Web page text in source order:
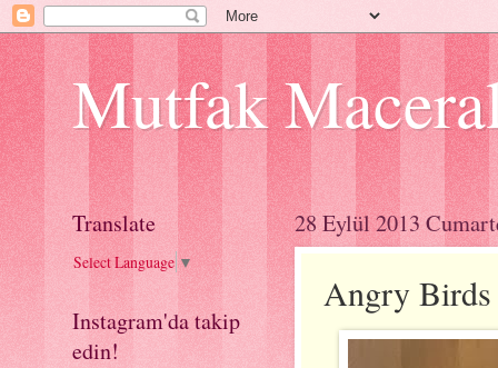
Mutfak
28 Eylül 2013
Angry Birds
Translate
Select Language ▼
Instagram'da takip
edin!